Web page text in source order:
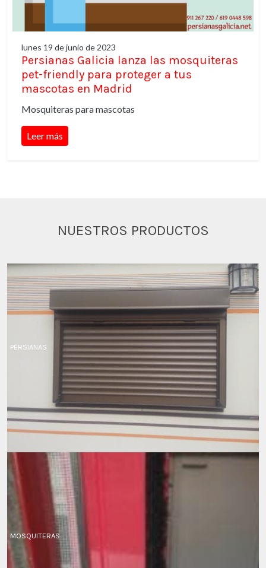
lunes 19 de junio de 2023
Persianas Galicia lanza las mosquiteras
pet-friendly para proteger a tus
mascotas en Madrid
Mosquiteras para mascotas
Leer más
NUESTROS PRODUCTOS
PERSIANAS
MOSQUITERAS